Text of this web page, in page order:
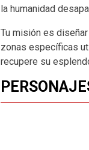
la humanidad
Tu misión es
zonas específicas
recupere su